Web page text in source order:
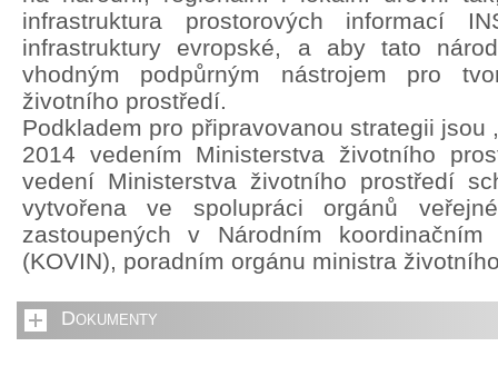
infrastruktura prostorových informací
infrastruktury evropské, a aby tato
vhodným podpůrným nástrojem pro
životního prostředí.
Podkladem pro připravovanou strategii jsou
2014 vedením Ministerstva životního
vedení Ministerstva životního prostředí
vytvořena ve spolupráci orgánů
zastoupených v Národním
(KOVIN), poradním orgánu ministra
Dokumenty